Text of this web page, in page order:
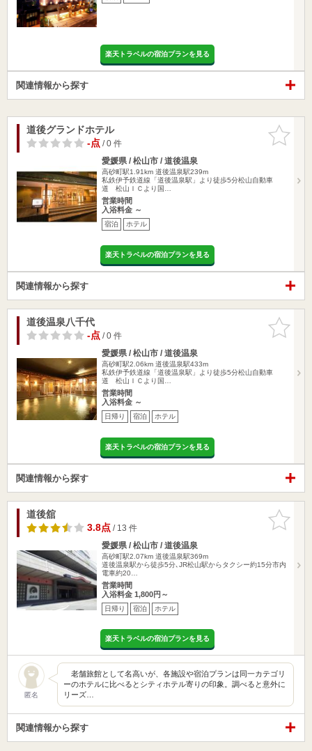
楽天トラベルの宿泊プランを見る
関連情報から探す
お気に入
りに追加
道後グランドホテル
-点/ 0 件
愛媛県 / 松山市 / 道後温泉
高砂町駅1.91km 道後温泉駅239m
私鉄伊予鉄道線「道後温泉駅」より徒歩5分松山自動車
道 松山ＩＣより国…
営業時間
入浴料金 ～
宿泊 ホテル
楽天トラベルの宿泊プランを見る
関連情報から探す
お気に入
りに追加
道後温泉八千代
-点/ 0 件
愛媛県 / 松山市 / 道後温泉
高砂町駅2.06km 道後温泉駅433m
私鉄伊予鉄道線「道後温泉駅」より徒歩5分松山自動車
道 松山ＩＣより国…
営業時間
入浴料金 ～
日帰り 宿泊 ホテル
楽天トラベルの宿泊プランを見る
関連情報から探す
お気に入
りに追加
道後舘
3.8点/ 13 件
愛媛県 / 松山市 / 道後温泉
高砂町駅2.07km 道後温泉駅369m
道後温泉駅から徒歩5分､JR松山駅からタクシー約15分市内
電車約20…
営業時間
入浴料金 1,800円～
日帰り 宿泊 ホテル
楽天トラベルの宿泊プランを見る
匿名
老舗旅館として名高いが、各施設や宿泊プランは同一カテゴリ
ーのホテルに比べるとシティホテル寄りの印象。調べると意外に
リーズ…
関連情報から探す